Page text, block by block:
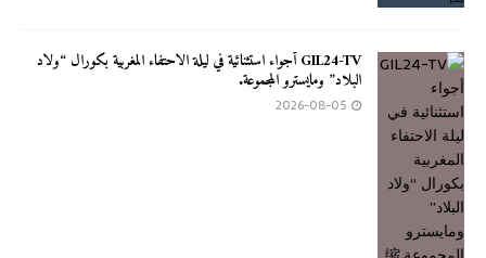
GIL24-TV أجواء استثنائية في ليلة الاحتفاء المغربية بكورال “ولاد
البلاد” ومايسترو المجموعة.
2026-08-05